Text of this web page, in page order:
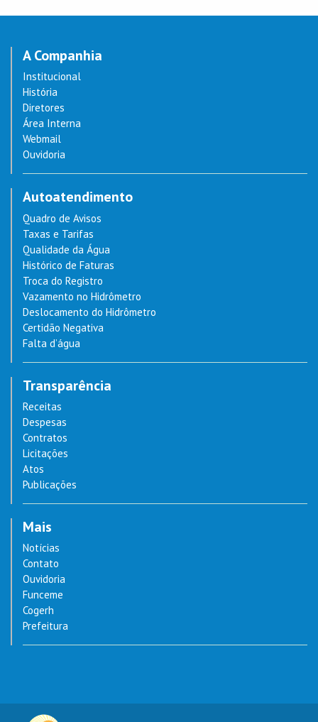
A Companhia
Institucional
História
Diretores
Área Interna
Webmail
Ouvidoria
Autoatendimento
Quadro de Avisos
Taxas e Tarifas
Qualidade da Água
Histórico de Faturas
Troca do Registro
Vazamento no Hidrômetro
Deslocamento do Hidrômetro
Certidão Negativa
Falta d’água
Transparência
Receitas
Despesas
Contratos
Licitações
Atos
Publicações
Mais
Notícias
Contato
Ouvidoria
Funceme
Cogerh
Prefeitura